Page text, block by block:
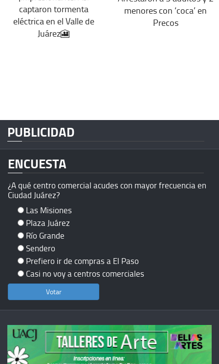
captaron tormenta
eléctrica en el Valle de
Juárez🎦
menores con ‘coca’ en
Precos
PUBLICIDAD
ENCUESTA
¿A qué centro comercial acudes con mayor frecuencia en
Ciudad Juárez?
Las Misiones
Plaza Juárez
Río Grande
Sendero
Prefiero ir de compras a El Paso
Casi no voy a centros comerciales